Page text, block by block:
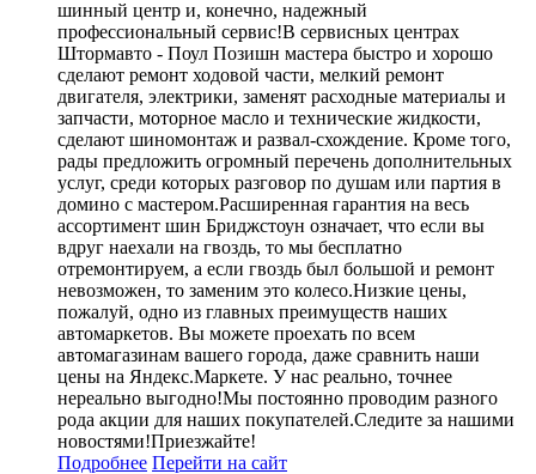
шинный центр и, конечно, надежный
профессиональный сервис!В сервисных центрах
Штормавто - Поул Позишн мастера быстро и хорошо
сделают ремонт ходовой части, мелкий ремонт
двигателя, электрики, заменят расходные материалы и
запчасти, моторное масло и технические жидкости,
сделают шиномонтаж и развал-схождение. Кроме того,
рады предложить огромный перечень дополнительных
услуг, среди которых разговор по душам или партия в
домино с мастером.Расширенная гарантия на весь
ассортимент шин Бриджстоун означает, что если вы
вдруг наехали на гвоздь, то мы бесплатно
отремонтируем, а если гвоздь был большой и ремонт
невозможен, то заменим это колесо.Низкие цены,
пожалуй, одно из главных преимуществ наших
автомаркетов. Вы можете проехать по всем
автомагазинам вашего города, даже сравнить наши
цены на Яндекс.Маркете. У нас реально, точнее
нереально выгодно!Мы постоянно проводим разного
рода акции для наших покупателей.Следите за нашими
новостями!Приезжайте!
Подробнее Перейти на сайт